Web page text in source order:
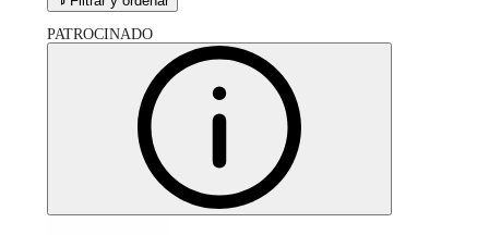
PATROCINADO